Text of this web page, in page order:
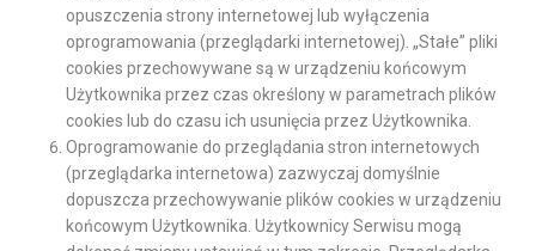
opuszczenia strony internetowej lub wyłączenia
oprogramowania (przeglądarki internetowej). „Stałe” pliki
cookies przechowywane są w urządzeniu końcowym
Użytkownika przez czas określony w parametrach plików
cookies lub do czasu ich usunięcia przez Użytkownika.
Oprogramowanie do przeglądania stron internetowych
(przeglądarka internetowa) zazwyczaj domyślnie
dopuszcza przechowywanie plików cookies w urządzeniu
końcowym Użytkownika. Użytkownicy Serwisu mogą